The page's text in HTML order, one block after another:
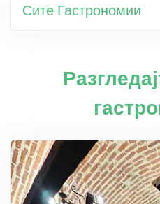
Сите Гастрономии